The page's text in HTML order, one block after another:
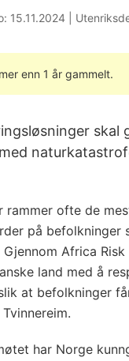
15.11.2024
enn 1 år gammelt.
skal
rammer ofte de
på befolkninger
Africa
land med å
at befolkninger
har Norge